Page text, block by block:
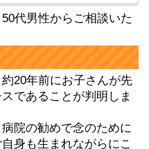
代男性からご相談いた
20年前にお子さんが先
であることが判明しま
院の勧めで念のために
身も生まれながらにこ